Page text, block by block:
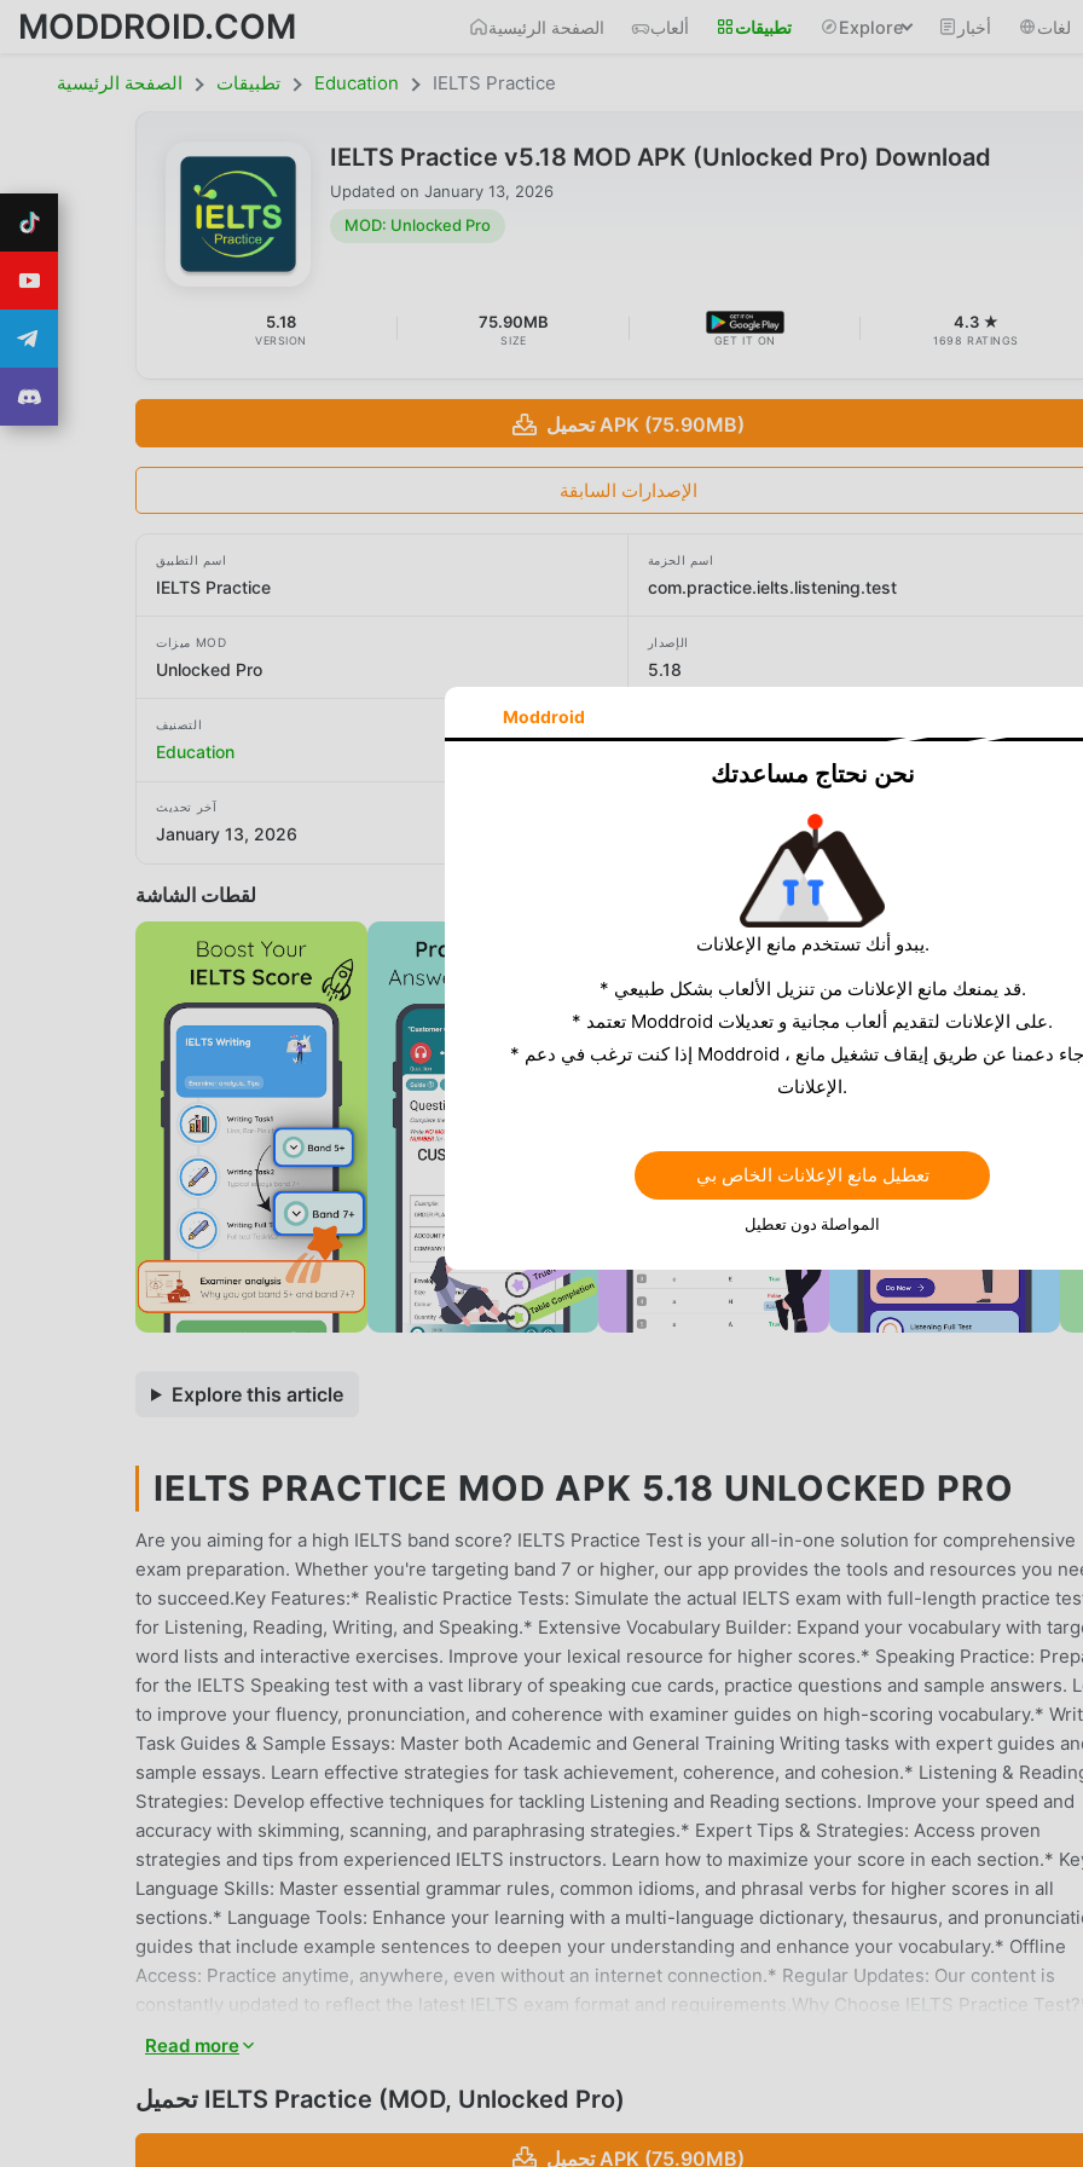
MODDROID.COM الصفحة الرئيسية ألعاب تطبيقات Explore أخبار لغات
الصفحة الرئيسية تطبيقات Education IELTS Practice
IELTS Practice v5.18 MOD APK (Unlocked Pro) Download
Updated on January 13, 2026
MOD: Unlocked Pro
5.18
VERSION
75.90MB
SIZE GET IT ON
4.3 ★
1698 RATINGS
تحميل APK (75.90MB)
الإصدارات السابقة
اسم التطبيق
IELTS Practice
اسم الحزمة
com.practice.ielts.listening.test
ميزات MOD
Unlocked Pro
الإصدار
5.18
التصنيف
Education
آخر تحديث
January 13, 2026
لقطات الشاشة
Explore this article
IELTS PRACTICE MOD APK 5.18 UNLOCKED PRO
Are you aiming for a high IELTS band score? IELTS Practice Test is your all-in-one solution for comprehensive
exam preparation. Whether you're targeting band 7 or higher, our app provides the tools and resources you
to succeed.Key Features:* Realistic Practice Tests: Simulate the actual IELTS exam with full-length practice
for Listening, Reading, Writing, and Speaking.* Extensive Vocabulary Builder: Expand your vocabulary with
word lists and interactive exercises. Improve your lexical resource for higher scores.* Speaking Practice:
for the IELTS Speaking test with a vast library of speaking cue cards, practice questions and sample answers.
to improve your fluency, pronunciation, and coherence with examiner guides on high-scoring vocabulary.*
Task Guides & Sample Essays: Master both Academic and General Training Writing tasks with expert guides
sample essays. Learn effective strategies for task achievement, coherence, and cohesion.* Listening &
Strategies: Develop effective techniques for tackling Listening and Reading sections. Improve your speed and
accuracy with skimming, scanning, and paraphrasing strategies.* Expert Tips & Strategies: Access proven
strategies and tips from experienced IELTS instructors. Learn how to maximize your score in each section.*
Language Skills: Master essential grammar rules, common idioms, and phrasal verbs for higher scores in all
sections.* Language Tools: Enhance your learning with a multi-language dictionary, thesaurus, and
guides that include example sentences to deepen your understanding and enhance your vocabulary.* Offline
Access: Practice anytime, anywhere, even without an internet connection.* Regular Updates: Our content is
constantly updated to reflect the latest IELTS exam format and requirements.Why Choose IELTS Practice
either the Academic or General Training test.* User-Friendly Interface: Navigate easily and access all features
our intuitive design.* Proven Methods: Our strategies and techniques are based on proven methods used by
successful IELTS candidates.* Boost Your Confidence: Gain the confidence you need to perform your best on
exam day.Start preparing for your IELTS exam today with our app and take the first step towards achieving your
Read more
تحميل IELTS Practice (MOD, Unlocked Pro)
تحميل APK (75.90MB)
Moddroid
نحن نحتاج مساعدتك
يبدو أنك تستخدم مانع الإعلانات.
* قد يمنعك مانع الإعلانات من تنزيل الألعاب بشكل طبيعي.
* تعتمد Moddroid على الإعلانات لتقديم ألعاب مجانية و تعديلات.
* إذا كنت ترغب في دعم Moddroid ، فالرجاء دعمنا عن طريق إيقاف تشغيل مانع
الإعلانات.
تعطيل مانع الإعلانات الخاص بي
المواصلة دون تعطيل